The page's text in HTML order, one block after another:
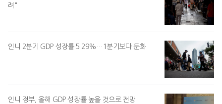
려"
인니 2분기 GDP 성장률 5.29%…1분기보다 둔화
인니 정부, 올해 GDP 성장률 높을 것으로 전망